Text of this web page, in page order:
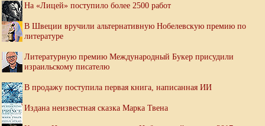
На «Лицей» поступило более 2500 работ
В Швеции вручили альтернативную Нобелевскую премию по
литературе
Литературную премию Международный Букер присудили
израильскому писателю
В продажу поступила первая книга, написанная ИИ
Издана неизвестная сказка Марка Твена